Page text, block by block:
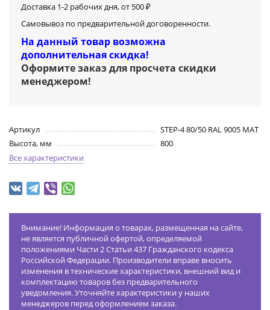
Доставка 1-2 рабочих дня, от 500 ₽
Самовывоз по предварительной договоренности.
На данный товар возможна
дополнительная скидка!
Оформите заказ для просчета скидки
менеджером!
Артикул
STEP-4 80/50 RAL 9005 MAT
Высота, мм
800
Все характеристики
Внимание! Информация о товарах, размещенная на сайте,
не является публичной офертой, определяемой
положениями Части 2 Статьи 437 Гражданского кодекса
Российской Федерации. Производители вправе вносить
изменения в технические характеристики, внешний вид и
комплектацию товаров без предварительного
уведомления. Уточняйте характеристики у наших
менеджеров перед оформлением заказа.